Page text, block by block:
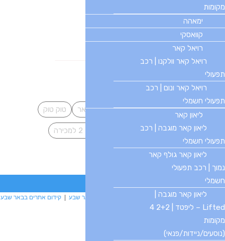
הצטרפו לעדכונים
כתובת
אימייל
כתובת אימייל
תגיות
EM רכב תפעולי סיטי ספיריט גולף קאר טוק טוק
טוקטוק חשמלי ליאון קאר
מצברים לריקשה
בניית אתרים |בניית אתרים באר שבע בניית אתרים בבאר שבע |קידום אתרים בבאר שבע
מקומות
ימאהה
קוואסקי
רויאל קאר
רויאל קאר וולקנו | רכב
תפעולי
רויאל קאר ונום | רכב
תפעולי חשמלי
ליאון קאר
ליאון קאר מוגבה | רכב
תפעולי חשמלי
ליאון קאר גולף קאר
נמוך | רכב תפעולי
חשמלי
ליאון קאר מוגבה |
Lifted – ליפטד | 2+2 4
מקומות
(נוסעים/ניידות/פנאי)